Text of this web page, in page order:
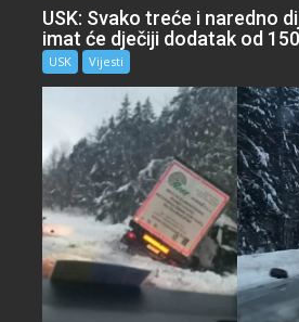
USK: Svako treće i naredno
imat će dječiji dodatak od
USK Vijesti